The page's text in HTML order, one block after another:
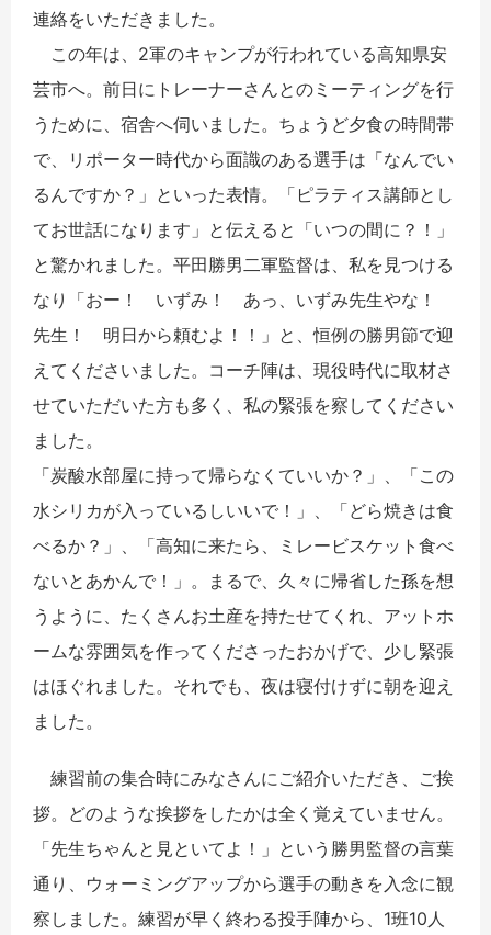
連絡をいただきました。
この年は、2軍のキャンプが行われている高知県安
芸市へ。前日にトレーナーさんとのミーティングを行
うために、宿舎へ伺いました。ちょうど夕食の時間帯
で、リポーター時代から面識のある選手は「なんでい
るんですか？」といった表情。「ピラティス講師とし
てお世話になります」と伝えると「いつの間に？！」
と驚かれました。平田勝男二軍監督は、私を見つける
なり「おー！ いずみ！ あっ、いずみ先生やな！
先生！ 明日から頼むよ！！」と、恒例の勝男節で迎
えてくださいました。コーチ陣は、現役時代に取材さ
せていただいた方も多く、私の緊張を察してください
ました。
「炭酸水部屋に持って帰らなくていいか？」、「この
水シリカが入っているしいいで！」、「どら焼きは食
べるか？」、「高知に来たら、ミレービスケット食べ
ないとあかんで！」。まるで、久々に帰省した孫を想
うように、たくさんお土産を持たせてくれ、アットホ
ームな雰囲気を作ってくださったおかげで、少し緊張
はほぐれました。それでも、夜は寝付けずに朝を迎え
ました。
練習前の集合時にみなさんにご紹介いただき、ご挨
拶。どのような挨拶をしたかは全く覚えていません。
「先生ちゃんと見といてよ！」という勝男監督の言葉
通り、ウォーミングアップから選手の動きを入念に観
察しました。練習が早く終わる投手陣から、1班10人